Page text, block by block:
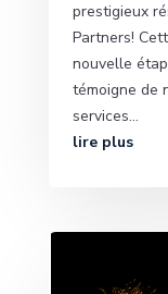
prestigieux
Partners!
nouvelle
témoigne de
services...
lire plus